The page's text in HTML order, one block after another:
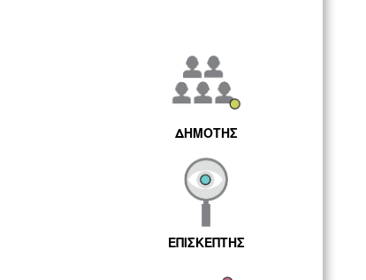
ΔΗΜΟΤΗΣ
ΕΠΙΣΚΕΠΤΗΣ